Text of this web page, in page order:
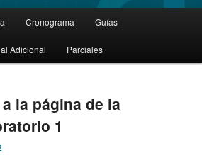
Cronograma Guías
Adicional Parciales
la página de la
1